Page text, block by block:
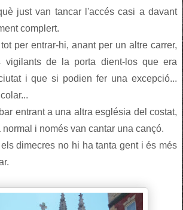
just van tancar l'accés casi a davant
complert.
per entrar-hi, anant per un altre carrer,
vigilants de la porta dient-los que era
i que si podien fer una excepció...
entrant a una altra església del costat,
i només van cantar una cançó.
dimecres no hi ha tanta gent i és més